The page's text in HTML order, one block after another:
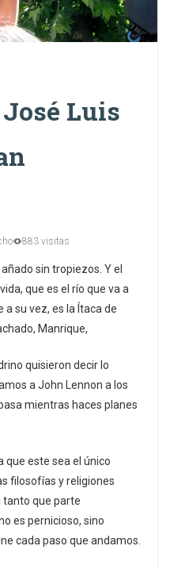
Luis
883 visitas
sin tropiezos. Y el
que es el río que va a
a su vez, es la Ítaca de
Manrique,
quisieron decir lo
a John Lennon a los
mientras haces planes
que este sea el único
filosofías y religiones
tanto que parte
es pernicioso, sino
cada paso que andamos.